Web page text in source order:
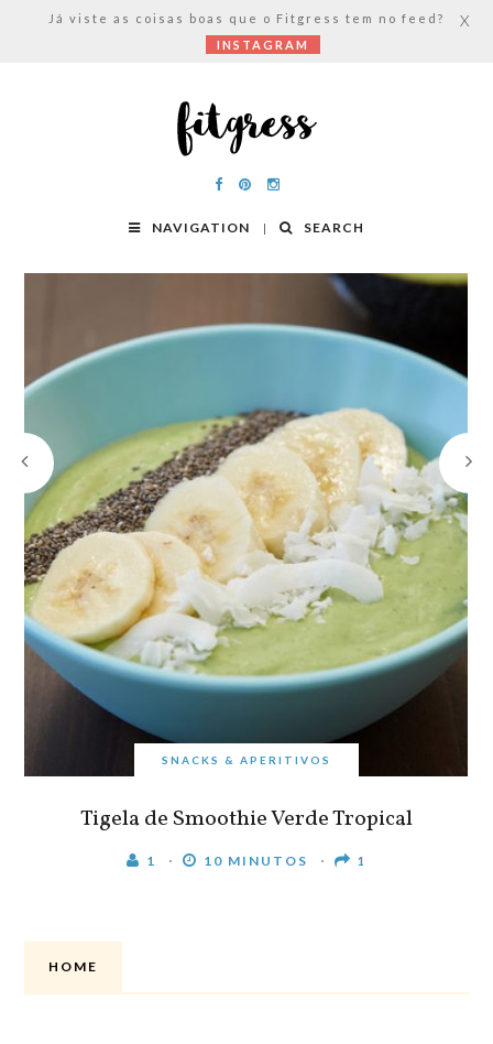
NAVIGATION SEARCH
SNACKS & APERITIVOS
Tigela de Smoothie Verde Tropical
1 10 MINUTOS 1
HOME
Já viste as coisas boas que o Fitgress tem no feed?
INSTAGRAM
X